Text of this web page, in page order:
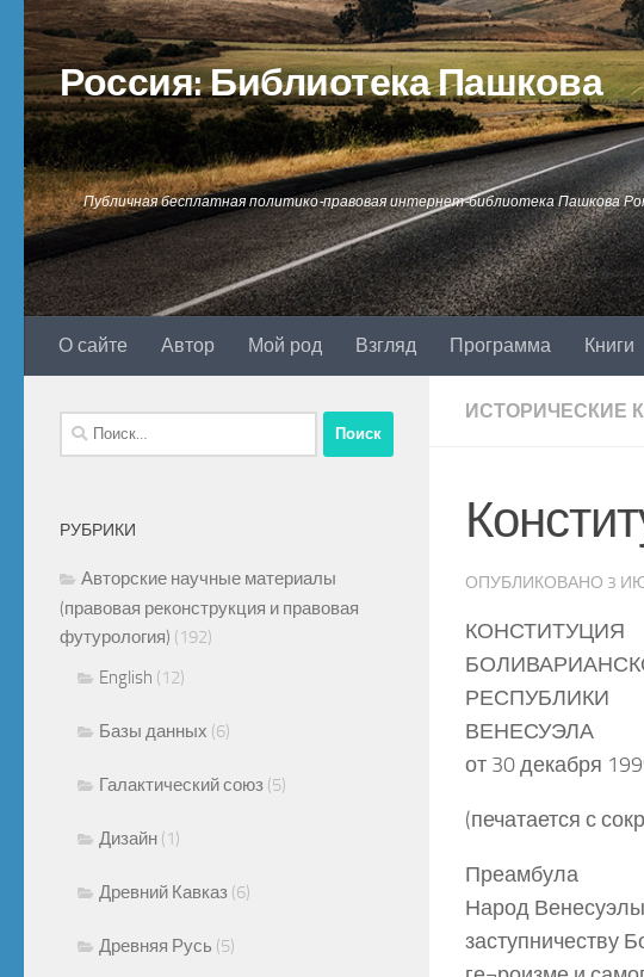
Перейти к содержимому
Россия: Библиотека Пашкова
Публичная бесплатная политико-правовая интернет-библиотека Пашкова
О сайте Автор Мой род Взгляд Программа Книги
ИСТОРИЧЕСКИЕ
ОПУБЛИКОВАНО 3
КОНСТИТУЦИЯ
РЕСПУБЛИКИ
ВЕНЕСУЭЛА
от 30 декабря
(печатается с
Преамбула
Народ
заступничеству
Найти:
РУБРИКИ
Авторские научные материалы
(правовая реконструкция и правовая
футурология) (192)
English (12)
Базы данных (6)
Галактический союз (5)
Дизайн (1)
Древний Кавказ (6)
Древняя Русь (5)